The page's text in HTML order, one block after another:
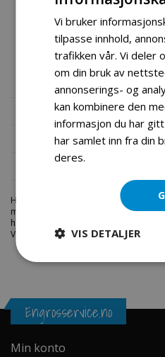
40001767 for bestilling.
NB: Produkter kjøpt hos oss
varen, vennligst ha
bestillinger pr telefon.
Mer informasjon
Produktomtaler
Fil vedlegg
Hos engrosservice.no får du kjøpt br
markedets beste priser. Bestill en
har et stort utvalg av produkter innen:
Velkommen skal du være.
Engrosservice.no
Min konto
Vi bruker
tilpasse innhold,
trafikken vår. Vi deler
om din bruk av
annonserings- og
kan kombinere den
informasjon du har
har samlet inn fra din
deres.
VIS DETALJER